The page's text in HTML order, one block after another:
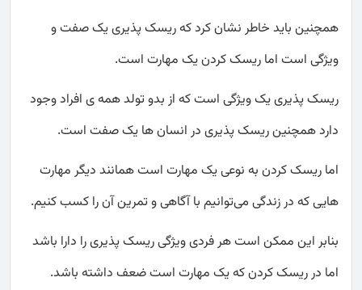
همچنین باید خاطر نشان کرد که ریسک پذیری یک صفت و
ویژگی است اما ریسک کردن یک مهارت است.
ریسک پذیری یک ویژگی است که از بدو تولد همه ی افراد وجود
دارد همچنین ریسک پذیری در انسان ها یک صفت است.
اما ریسک کردن به نوعی یک مهارت است همانند دیگر مهارت
هایی که در زندگی می‌توانیم با آگاهی و تمرین آن را کسب کنیم.
بنابر این ممکن است هر فردی ویژگی ریسک پذیری را دارا باشد
اما در ریسک کردن که یک مهارت است ضعف داشته باشد.